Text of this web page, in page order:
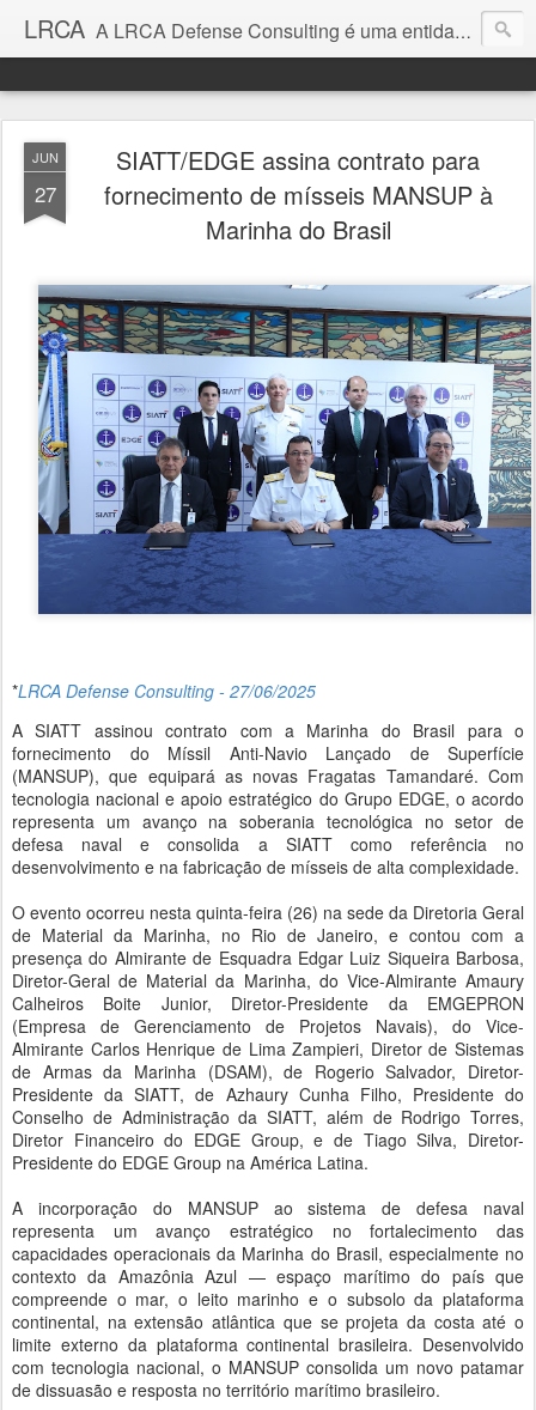
LRCA A LRCA Defense Consulting é uma entidade sem fins lucrativos que se dedica a produzir e divulgar notícias e análises sobre as Empresas de Defesa. Não somos jornalistas e nem este é um blog jornalístico.
JUN
27
SIATT/EDGE assina contrato para
fornecimento de mísseis MANSUP à
Marinha do Brasil
*LRCA Defense Consulting - 27/06/2025
A SIATT assinou contrato com a Marinha do Brasil para o
fornecimento do Míssil Anti-Navio Lançado de Superfície
(MANSUP), que equipará as novas Fragatas Tamandaré. Com
tecnologia nacional e apoio estratégico do Grupo EDGE, o acordo
representa um avanço na soberania tecnológica no setor de
defesa naval e consolida a SIATT como referência no
desenvolvimento e na fabricação de mísseis de alta complexidade.
O evento ocorreu nesta quinta-feira (26) na sede da Diretoria Geral
de Material da Marinha, no Rio de Janeiro, e contou com a
presença do Almirante de Esquadra Edgar Luiz Siqueira Barbosa,
Diretor-Geral de Material da Marinha, do Vice-Almirante Amaury
Calheiros Boite Junior, Diretor-Presidente da EMGEPRON
(Empresa de Gerenciamento de Projetos Navais), do Vice-
Almirante Carlos Henrique de Lima Zampieri, Diretor de Sistemas
de Armas da Marinha (DSAM), de Rogerio Salvador, Diretor-
Presidente da SIATT, de Azhaury Cunha Filho, Presidente do
Conselho de Administração da SIATT, além de Rodrigo Torres,
Diretor Financeiro do EDGE Group, e de Tiago Silva, Diretor-
Presidente do EDGE Group na América Latina.
A incorporação do MANSUP ao sistema de defesa naval
representa um avanço estratégico no fortalecimento das
capacidades operacionais da Marinha do Brasil, especialmente no
contexto da Amazônia Azul — espaço marítimo do país que
compreende o mar, o leito marinho e o subsolo da plataforma
continental, na extensão atlântica que se projeta da costa até o
limite externo da plataforma continental brasileira. Desenvolvido
com tecnologia nacional, o MANSUP consolida um novo patamar
de dissuasão e resposta no território marítimo brasileiro.